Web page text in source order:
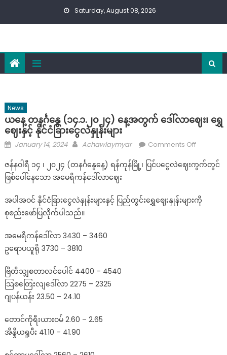
Saturday, August 08, 2026
News
ယနေ့ တနင်္ဂနွေ (၁၄.၁.၂၀၂၄) နေ့အတွက် ဒေါ်လာဈေး၊ ရွှေ
ဈေးနှင့် နိုင်ငံခြားငွေလဲနှုန်းများ
Posted
January 14, 2024 Author
Achawlaymyar Comments Offon
တနင်္ဂနွေ
အတွက်
ဇန်နဝါရီ ၁၄ ၊ ၂၀၂၄ (တနင်္ဂနွေနေ့) ရန်ကုန်မြို့၊ ပြင်ပငွေလဲဈေးကွက်တွင်
ဖြစ်ပေါ်နေသော အမေရိကန်ဒေါ်လာဈေး
အပါအဝင် နိုင်ငံခြားငွေလဲနှုန်းများနှင့် ပြည်တွင်းရွှေဈေးနှုန်းများကို
စုစည်းဖော်ပြလိုက်ပါသည်။
အမေရိကန်ဒေါ်လာ 3430 – 3460
ဥရောပယူရို 3730 – 3810
ဗြိတိသျှစတာလင်ပေါင် 4400 – 4540
သြစတြေးလျဒေါ်လာ 2275 – 2325
ဂျပန်ယန်း 23.50 – 24.10
တောင်ကိုရီးယားဝမ် 2.60 – 2.65
အိန္ဒိယရူပီး 41.10 – 41.90